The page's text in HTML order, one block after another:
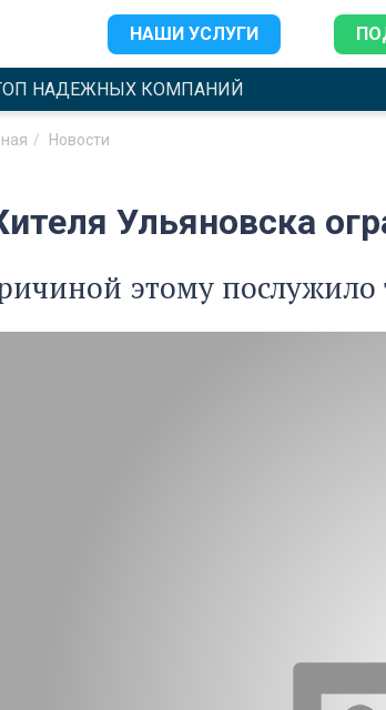
НАШИ УСЛУГИ
НАДЕЖНЫХ КОМПАНИЙ
Новости
Ульяновска
этому послужило